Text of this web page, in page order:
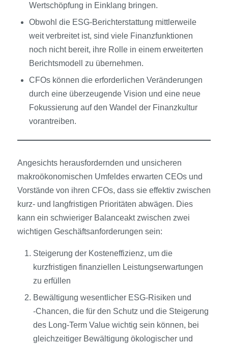
Wertschöpfung in Einklang bringen.
Obwohl die ESG-Berichterstattung mittlerweile
weit verbreitet ist, sind viele Finanzfunktionen
noch nicht bereit, ihre Rolle in einem erweiterten
Berichtsmodell zu übernehmen.
CFOs können die erforderlichen Veränderungen
durch eine überzeugende Vision und eine neue
Fokussierung auf den Wandel der Finanzkultur
vorantreiben.
Angesichts herausfordernden und unsicheren
makroökonomischen Umfeldes erwarten CEOs und
Vorstände von ihren CFOs, dass sie effektiv zwischen
kurz- und langfristigen Prioritäten abwägen. Dies
kann ein schwieriger Balanceakt zwischen zwei
wichtigen Geschäftsanforderungen sein:
Steigerung der Kosteneffizienz, um die
kurzfristigen finanziellen Leistungserwartungen
zu erfüllen
Bewältigung wesentlicher ESG-Risiken und
‑Chancen, die für den Schutz und die Steigerung
des Long-Term Value wichtig sein können, bei
gleichzeitiger Bewältigung ökologischer und